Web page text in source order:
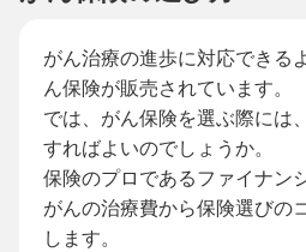
がん治療の進歩に対応できる
ん保険が販売されています。
では、がん保険を選ぶ際には
すればよいのでしょうか。
保険のプロであるファイナン
がんの治療費から保険選びの
します。